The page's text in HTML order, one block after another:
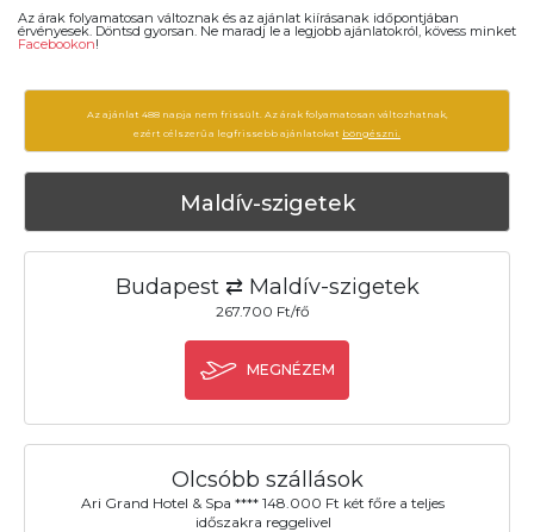
Az árak folyamatosan változnak és az ajánlat kiírásanak időpontjában
érvényesek. Döntsd gyorsan. Ne maradj le a legjobb ajánlatokról, kövess minket
Facebookon!
Az ajánlat 488 napja nem frissült. Az árak folyamatosan változhatnak,
ezért célszerű a legfrissebb ajánlatokat böngészni.
Maldív-szigetek
Budapest ⇄ Maldív-szigetek
267.700 Ft/fő
MEGNÉZEM
Olcsóbb szállások
Ari Grand Hotel & Spa **** 148.000 Ft két főre a teljes
időszakra reggelivel